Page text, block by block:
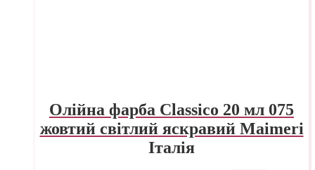
Олійна фарба Classico 20 мл 075
жовтий світлий яскравий Maimeri
Італія